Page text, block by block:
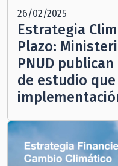
26/02/2025
Estrategia
Plazo:
PNUD
de estudio